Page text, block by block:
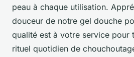
peau à chaque utilisation.
douceur de notre gel douche
qualité est à votre service pour
rituel quotidien de